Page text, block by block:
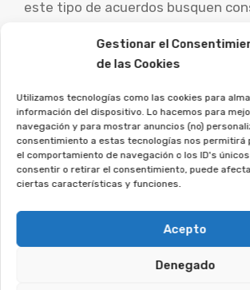
Gestionar el
de las Cookies
Utilizamos tecnologías como las cookies para
información del dispositivo. Lo hacemos para
navegación y para mostrar anuncios (no)
consentimiento a estas tecnologías nos permitirá
el comportamiento de navegación o los ID's
consentir o retirar el consentimiento, puede
ciertas características y funciones.
Acepto
Denegado
este tipo de acuerdos busquen
concreto y estudiar las opciones
Desde la Asociación
ayudamos a los
reclamar lo que les
corresponde.
veremos si puedes reclamar.
Te puede interesar: